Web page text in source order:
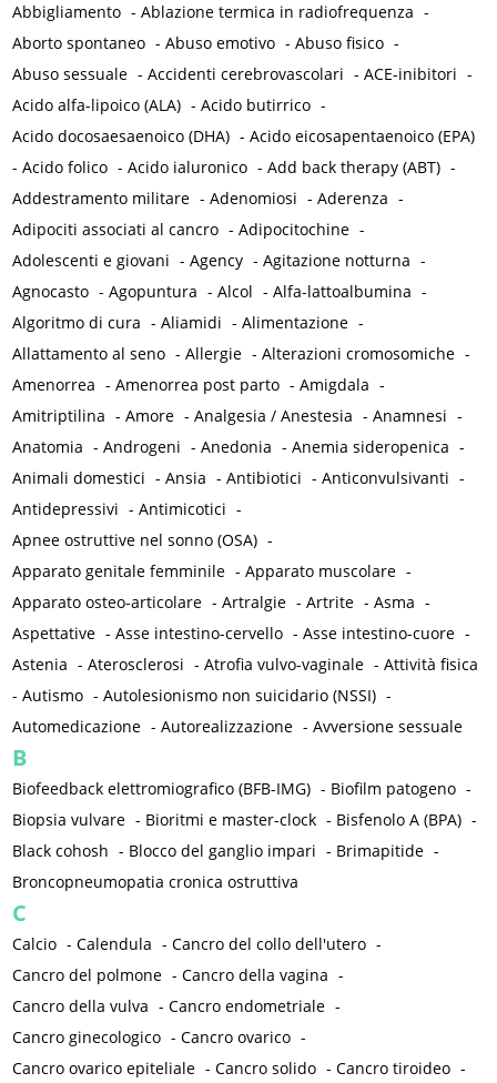
Abbigliamento -Ablazione termica in radiofrequenza -
Aborto spontaneo -Abuso emotivo -Abuso fisico -
Abuso sessuale -Accidenti cerebrovascolari -ACE-inibitori -
Acido alfa-lipoico (ALA) -Acido butirrico -
Acido docosaesaenoico (DHA) -Acido eicosapentaenoico (EPA)
-Acido folico -Acido ialuronico -Add back therapy (ABT) -
Addestramento militare -Adenomiosi -Aderenza -
Adipociti associati al cancro -Adipocitochine -
Adolescenti e giovani -Agency -Agitazione notturna -
Agnocasto -Agopuntura -Alcol -Alfa-lattoalbumina -
Algoritmo di cura -Aliamidi -Alimentazione -
Allattamento al seno -Allergie -Alterazioni cromosomiche -
Amenorrea -Amenorrea post parto -Amigdala -
Amitriptilina -Amore -Analgesia / Anestesia -Anamnesi -
Anatomia -Androgeni -Anedonia -Anemia sideropenica -
Animali domestici -Ansia -Antibiotici -Anticonvulsivanti -
Antidepressivi -Antimicotici -
Apnee ostruttive nel sonno (OSA) -
Apparato genitale femminile -Apparato muscolare -
Apparato osteo-articolare -Artralgie -Artrite -Asma -
Aspettative -Asse intestino-cervello -Asse intestino-cuore -
Astenia -Aterosclerosi -Atrofia vulvo-vaginale -Attività fisica
-Autismo -Autolesionismo non suicidario (NSSI) -
Automedicazione -Autorealizzazione -Avversione sessuale
B
Biofeedback elettromiografico (BFB-IMG) - Biofilm patogeno -
Biopsia vulvare - Bioritmi e master-clock - Bisfenolo A (BPA) -
Black cohosh - Blocco del ganglio impari - Brimapitide -
Broncopneumopatia cronica ostruttiva
C
Calcio -Calendula -Cancro del collo dell'utero -
Cancro del polmone -Cancro della vagina -
Cancro della vulva -Cancro endometriale -
Cancro ginecologico -Cancro ovarico -
Cancro ovarico epiteliale -Cancro solido -Cancro tiroideo -